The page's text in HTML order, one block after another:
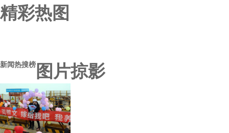
精彩热图
新闻热搜榜 图片掠影